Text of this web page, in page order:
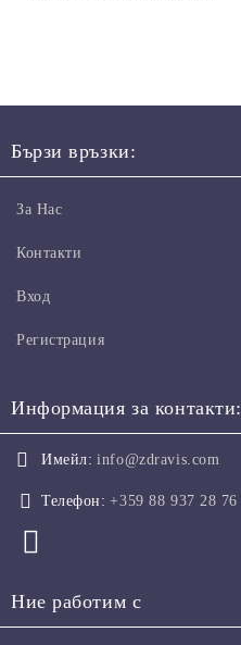
Бързи връзки:
За Нас
Контакти
Вход
Регистрация
Информация за контакти:
Имейл: info@zdravis.com
Телефон: +359 88 937 28 76
Ние работим с